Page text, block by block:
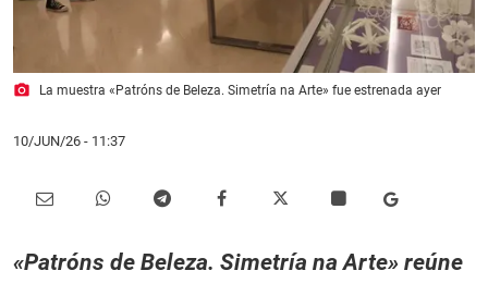
photo_camera La muestra «Patróns de Beleza. Simetría na Arte» fue estrenada ayer
10/JUN/26 - 11:37
«Patróns de Beleza. Simetría na Arte» reúne